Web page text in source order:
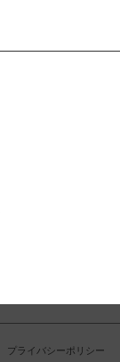
プライバシーポリシー